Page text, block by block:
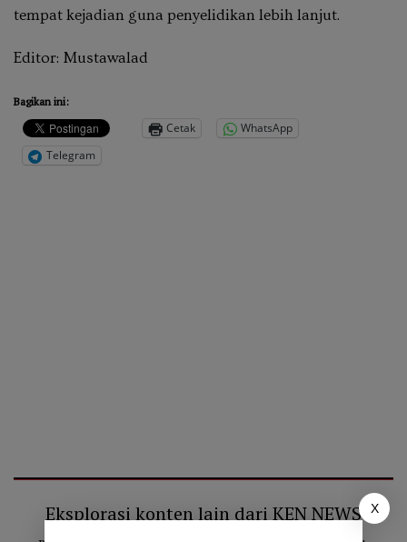
tempat kejadian guna penyelidikan lebih lanjut.
Editor: Mustawalad
Bagikan ini:
Cetak
WhatsApp
Telegram
Eksplorasi konten lain dari KEN NEWS X